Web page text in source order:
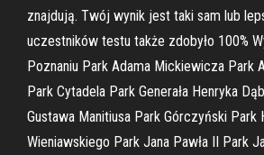
znajdują. Twój wynik jest taki sam lub
uczestników testu także zdobyło 100%
Poznaniu Park Adama Mickiewicza Park
Park Cytadela Park Generała Henryka
Gustawa Manitiusa Park Górczyński Park
Wieniawskiego Park Jana Pawła II Park